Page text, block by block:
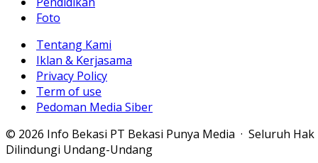
Foto
Tentang Kami
Iklan & Kerjasama
Privacy Policy
Term of use
Pedoman Media Siber
© 2026 Info Bekasi PT Bekasi Punya Media · Seluruh Hak
Dilindungi Undang-Undang